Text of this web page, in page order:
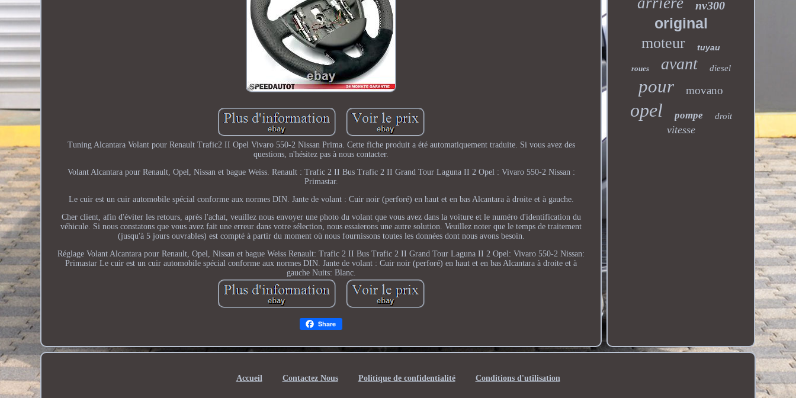
Tuning Alcantara Volant pour Renault Trafic2 II Opel Vivaro 550-2 Nissan Prima. Cette fiche produit a été automatiquement traduite. Si vous avez des
questions, n'hésitez pas à nous contacter.
Volant Alcantara pour Renault, Opel, Nissan et bague Weiss. Renault : Trafic 2 II Bus Trafic 2 II Grand Tour Laguna II 2 Opel : Vivaro 550-2 Nissan :
Primastar.
Le cuir est un cuir automobile spécial conforme aux normes DIN. Jante de volant : Cuir noir (perforé) en haut et en bas Alcantara à droite et à gauche.
Cher client, afin d'éviter les retours, après l'achat, veuillez nous envoyer une photo du volant que vous avez dans la voiture et le numéro d'identification du
véhicule. Si nous constatons que vous avez fait une erreur dans votre sélection, nous essaierons une autre solution. Veuillez noter que le temps de traitement
(jusqu'à 5 jours ouvrables) est compté à partir du moment où nous fournissons toutes les données dont nous avons besoin.
Réglage Volant Alcantara pour Renault, Opel, Nissan et bague Weiss Renault: Trafic 2 II Bus Trafic 2 II Grand Tour Laguna II 2 Opel: Vivaro 550-2 Nissan:
Primastar Le cuir est un cuir automobile spécial conforme aux normes DIN. Jante de volant : Cuir noir (perforé) en haut et en bas Alcantara à droite et à
gauche Nuits: Blanc.
Share
nv300
original
moteur tuyau
roues avant diesel
pour movano
opel pompe droit
vitesse
Accueil Contactez Nous Politique de confidentialité Conditions d'utilisation